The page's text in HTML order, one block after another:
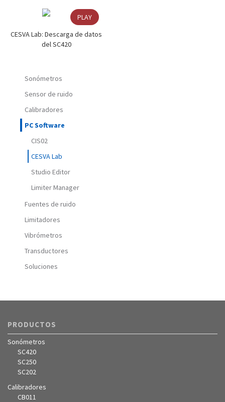
PLAY
CESVA Lab: Descarga de datos
del SC420
Sonómetros
Sensor de ruido
Calibradores
PC Software
CIS02
CESVA Lab
Studio Editor
Limiter Manager
Fuentes de ruido
Limitadores
Vibrómetros
Transductores
Soluciones
PRODUCTOS
Sonómetros
SC420
SC250
SC202
Calibradores
CB011